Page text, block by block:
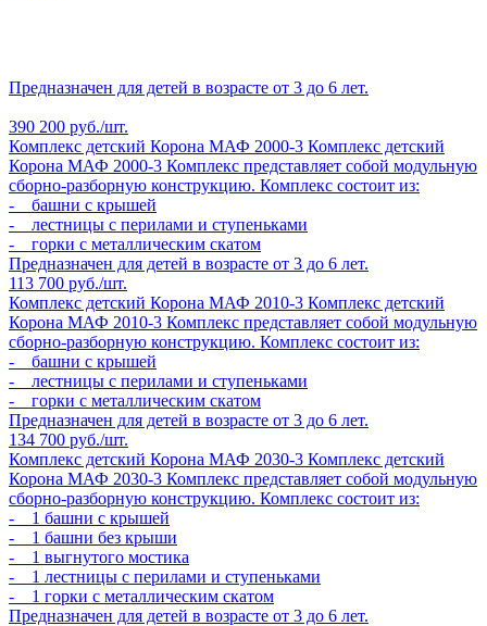
Предназначен для детей в возрасте от 3 до 6 лет.
390 200 руб./шт.
Комплекс детский Корона МАФ 2000-3 Комплекс детский
Корона МАФ 2000-3 Комплекс представляет собой модульную
сборно-разборную конструкцию. Комплекс состоит из:
- башни с крышей
- лестницы с перилами и ступеньками
- горки с металлическим скатом
Предназначен для детей в возрасте от 3 до 6 лет.
113 700 руб./шт.
Комплекс детский Корона МАФ 2010-3 Комплекс детский
Корона МАФ 2010-3 Комплекс представляет собой модульную
сборно-разборную конструкцию. Комплекс состоит из:
- башни с крышей
- лестницы с перилами и ступеньками
- горки с металлическим скатом
Предназначен для детей в возрасте от 3 до 6 лет.
134 700 руб./шт.
Комплекс детский Корона МАФ 2030-3 Комплекс детский
Корона МАФ 2030-3 Комплекс представляет собой модульную
сборно-разборную конструкцию. Комплекс состоит из:
- 1 башни с крышей
- 1 башни без крыши
- 1 выгнутого мостика
- 1 лестницы с перилами и ступеньками
- 1 горки с металлическим скатом
Предназначен для детей в возрасте от 3 до 6 лет.